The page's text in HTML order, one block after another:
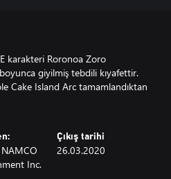
karakteri Roronoa Zoro
giyilmiş tebdili kıyafettir.
Cake Island Arc tamamlandıktan
Inc.
Çıkış tarihi
26.03.2020